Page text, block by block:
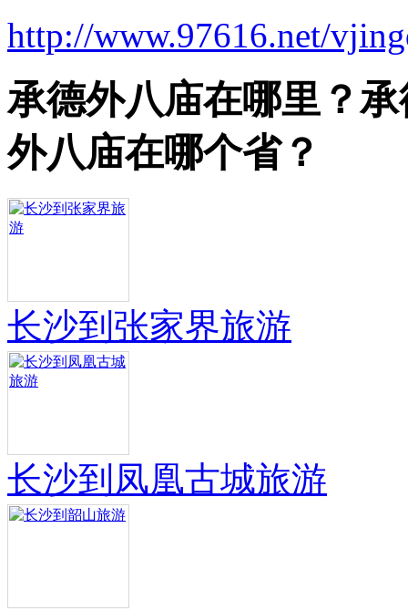
http://www.97616.net/
承德外八庙在哪里？
外八庙在哪个省？
长沙到张家界旅游
长沙到凤凰古城旅游